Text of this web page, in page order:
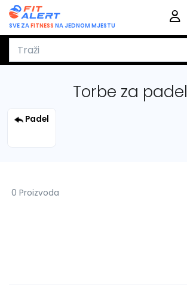
SVE ZAFITNESS NA JEDNOM MJESTU
Torbe za padel
Padel
0 Proizvoda